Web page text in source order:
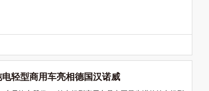
轻型商用车亮相德国汉诺威